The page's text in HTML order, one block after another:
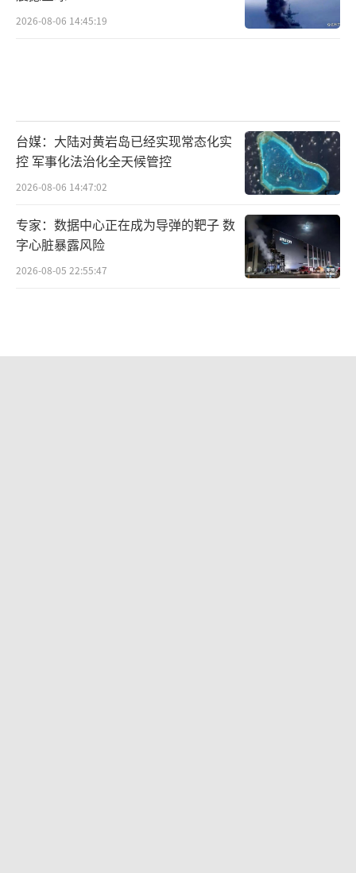
2026-08-06 14:45:19
台媒：大陆对黄岩岛已经实现常态化实
控 军事化法治化全天候管控
2026-08-06 14:47:02
专家：数据中心正在成为导弹的靶子 数
字心脏暴露风险
2026-08-05 22:55:47